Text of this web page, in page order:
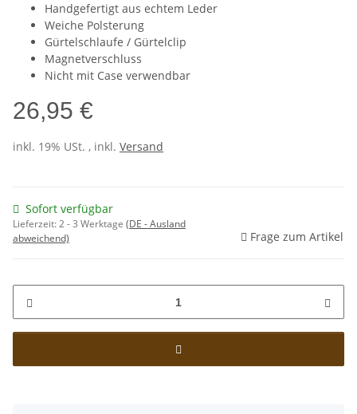
Handgefertigt aus echtem Leder
Weiche Polsterung
Gürtelschlaufe / Gürtelclip
Magnetverschluss
Nicht mit Case verwendbar
26,95 €
inkl. 19% USt. , inkl. Versand
Sofort verfügbar
Lieferzeit:2 - 3 Werktage (DE - Ausland
abweichend)
Frage zum Artikel